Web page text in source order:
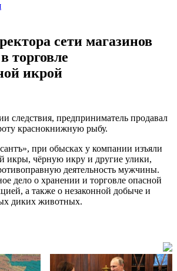
сети магазинов
торговле
икрой
следствия, предприниматель продавал
краснокнижную рыбу.
при обысках у компании изъяли
икры, чёрную икру и другие улики,
деятельность мужчины.
дело о хранении и торговле опасной
а также о незаконной добыче и
диких животных.